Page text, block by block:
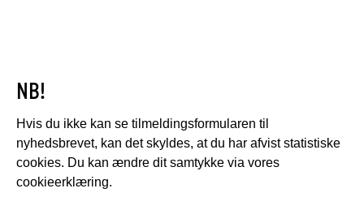
NB!
Hvis du ikke kan se tilmeldingsformularen til
nyhedsbrevet, kan det skyldes, at du har afvist statistiske
cookies. Du kan ændre dit samtykke via vores
cookieerklæring.